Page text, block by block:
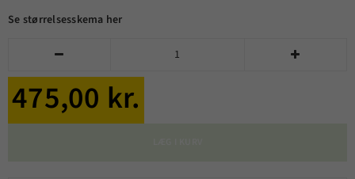
Se størrelsesskema her
 
475,00 kr.